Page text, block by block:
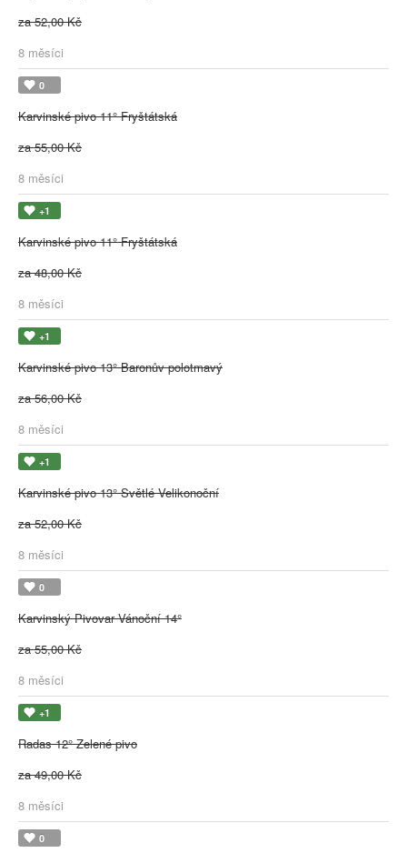
za 52,00 Kč
8 měsíci
0
Karvinské pivo 11° Fryštátská
za 55,00 Kč
8 měsíci
+1
Karvinské pivo 11° Fryštátská
za 48,00 Kč
8 měsíci
+1
Karvinské pivo 13° Baronův polotmavý
za 56,00 Kč
8 měsíci
+1
Karvinské pivo 13° Světlé Velikonoční
za 52,00 Kč
8 měsíci
0
Karvinský Pivovar Vánoční 14°
za 55,00 Kč
8 měsíci
+1
Radas 12° Zelené pivo
za 49,00 Kč
8 měsíci
0